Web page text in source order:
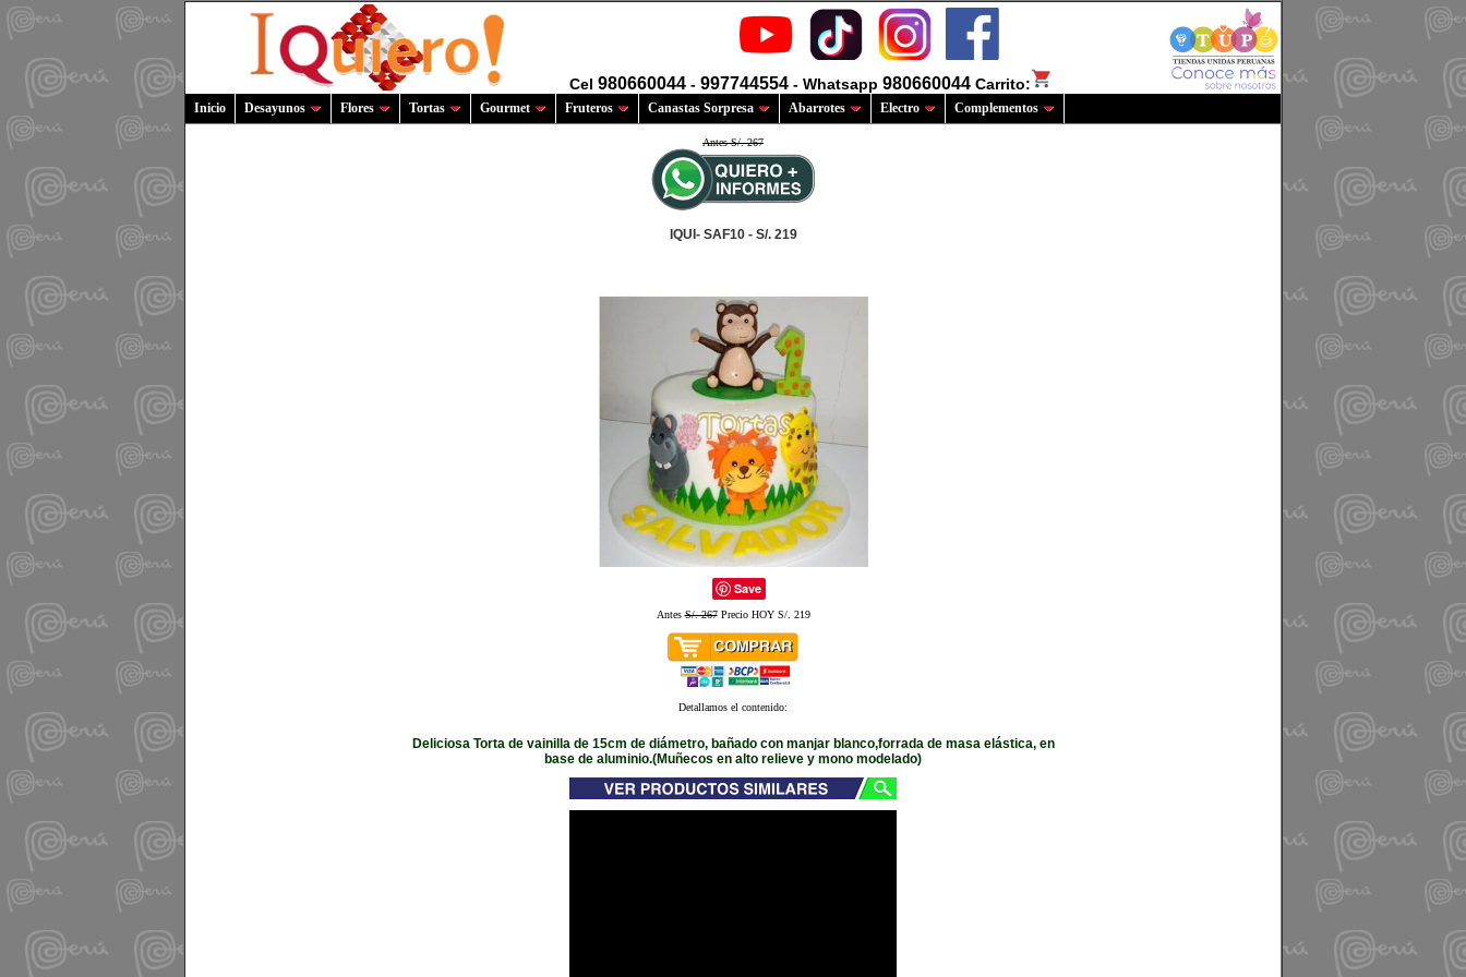
Cel 980660044 - 997744554 - Whatsapp 980660044 Carrito:
Inicio Desayunos Flores Tortas Gourmet Fruteros Canastas Sorpresa Abarrotes Electro Complementos
Antes S/. 267
IQUI- SAF10 - S/. 219
Save
AntesS/. 267Precio HOY S/. 219
Detallamos el contenido:
Deliciosa Torta de vainilla de 15cm de diámetro, bañado con manjar blanco,forrada de masa elástica, en
base de aluminio.(Muñecos en alto relieve y mono modelado)